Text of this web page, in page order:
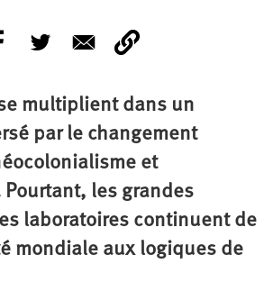
multiplient dans un
par le changement
et
Pourtant, les grandes
laboratoires continuent de
mondiale aux logiques de